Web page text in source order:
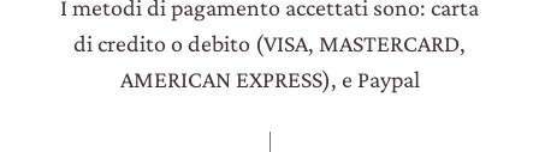
I metodi di pagamento accettati sono: carta
di credito o debito (VISA, MASTERCARD,
AMERICAN EXPRESS), e Paypal